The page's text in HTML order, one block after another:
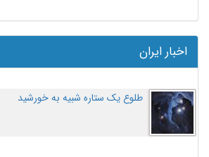
اخبار ایران
طلوع یک ستاره شبیه به خورشید